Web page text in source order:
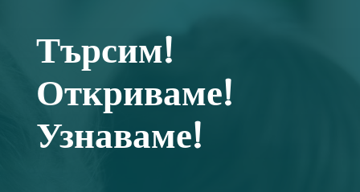
Търсим!
Откриваме!
Узнаваме!